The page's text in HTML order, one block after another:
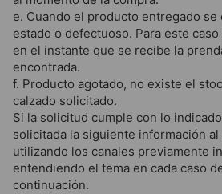
e. Cuando el producto entregado se
estado o defectuoso. Para este
en el instante que se recibe la
encontrada.
f. Producto agotado, no existe el
calzado solicitado.
Si la solicitud cumple con lo
solicitada la siguiente información
utilizando los canales previamente
entendiendo el tema en cada caso
continuación.